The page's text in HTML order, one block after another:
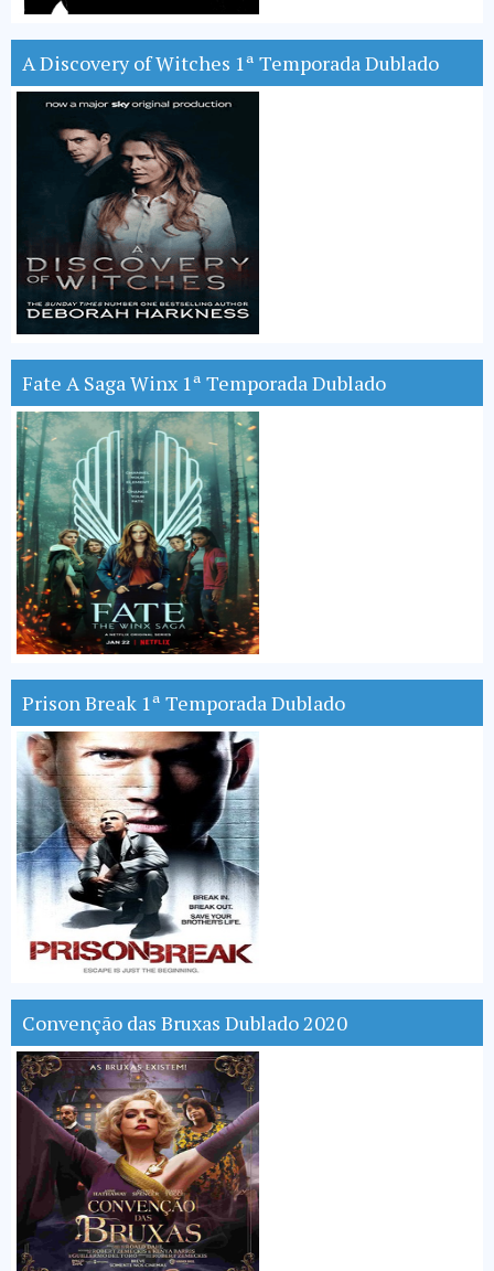
A Discovery of Witches 1ª Temporada Dublado
Fate A Saga Winx 1ª Temporada Dublado
Prison Break 1ª Temporada Dublado
Convenção das Bruxas Dublado 2020